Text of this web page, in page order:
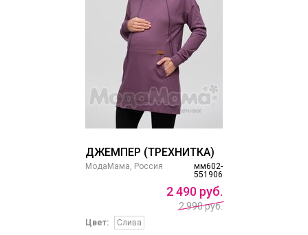
ДЖЕМПЕР (ТРЕХНИТКА)
мм602-
551906
МодаМама, Россия
2490 руб.
2 990 руб.
Цвет:
Слива